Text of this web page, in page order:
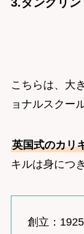
こちらは、大
ョナルスクー
英国式のカリ
キルは身につ
創立：